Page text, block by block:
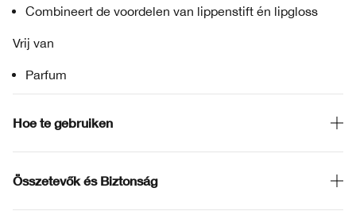
Combineert de voordelen van lippenstift én lipgloss
Vrij van
Parfum
Hoe te gebruiken
Összetevők és Biztonság